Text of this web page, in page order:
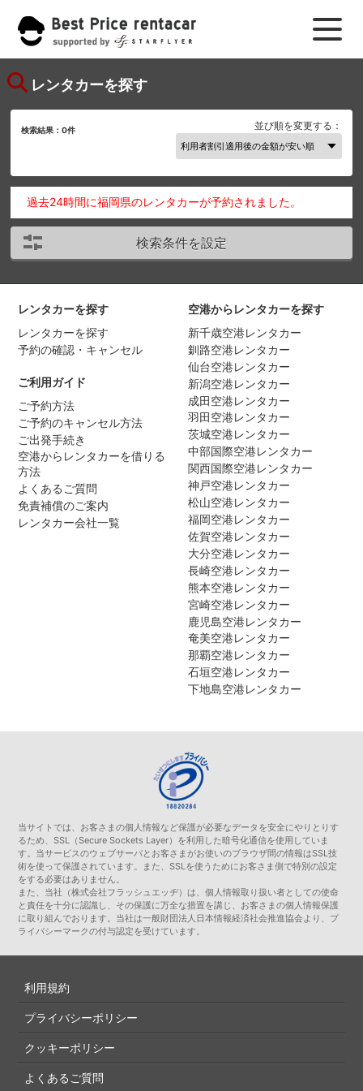
レンタカーを探す
検索結果：0件 並び順を変更する：
過去24時間に福岡県のレンタカーが予約されました。
検索条件を設定
レンタカーを探す
レンタカーを探す
予約の確認・キャンセル
ご利用ガイド
ご予約方法
ご予約のキャンセル方法
ご出発手続き
空港からレンタカーを借りる
方法
よくあるご質問
免責補償のご案内
レンタカー会社一覧
空港からレンタカーを探す
新千歳空港レンタカー
釧路空港レンタカー
仙台空港レンタカー
新潟空港レンタカー
成田空港レンタカー
羽田空港レンタカー
茨城空港レンタカー
中部国際空港レンタカー
関西国際空港レンタカー
神戸空港レンタカー
松山空港レンタカー
福岡空港レンタカー
佐賀空港レンタカー
大分空港レンタカー
長崎空港レンタカー
熊本空港レンタカー
宮崎空港レンタカー
鹿児島空港レンタカー
奄美空港レンタカー
那覇空港レンタカー
石垣空港レンタカー
下地島空港レンタカー
当サイトでは、お客さまの個人情報など保護が必要なデータを安全にやりとりす
るため、SSL（Secure Sockets Layer）を利用した暗号化通信を使用していま
す。当サービスのウェブサーバとお客さまがお使いのブラウザ間の情報はSSL技
術を使って保護されています。また、SSLを使うためにお客さま側で特別の設定
をする必要はありません。
また、当社（株式会社フラッシュエッヂ）は、個人情報取り扱い者としての使命
と責任を十分に認識し、その保護に万全な措置を講じ、お客さまの個人情報保護
に取り組んでおります。当社は一般財団法人日本情報経済社会推進協会より、プ
ライバシーマークの付与認定を受けています。
利用規約
プライバシーポリシー
クッキーポリシー
よくあるご質問